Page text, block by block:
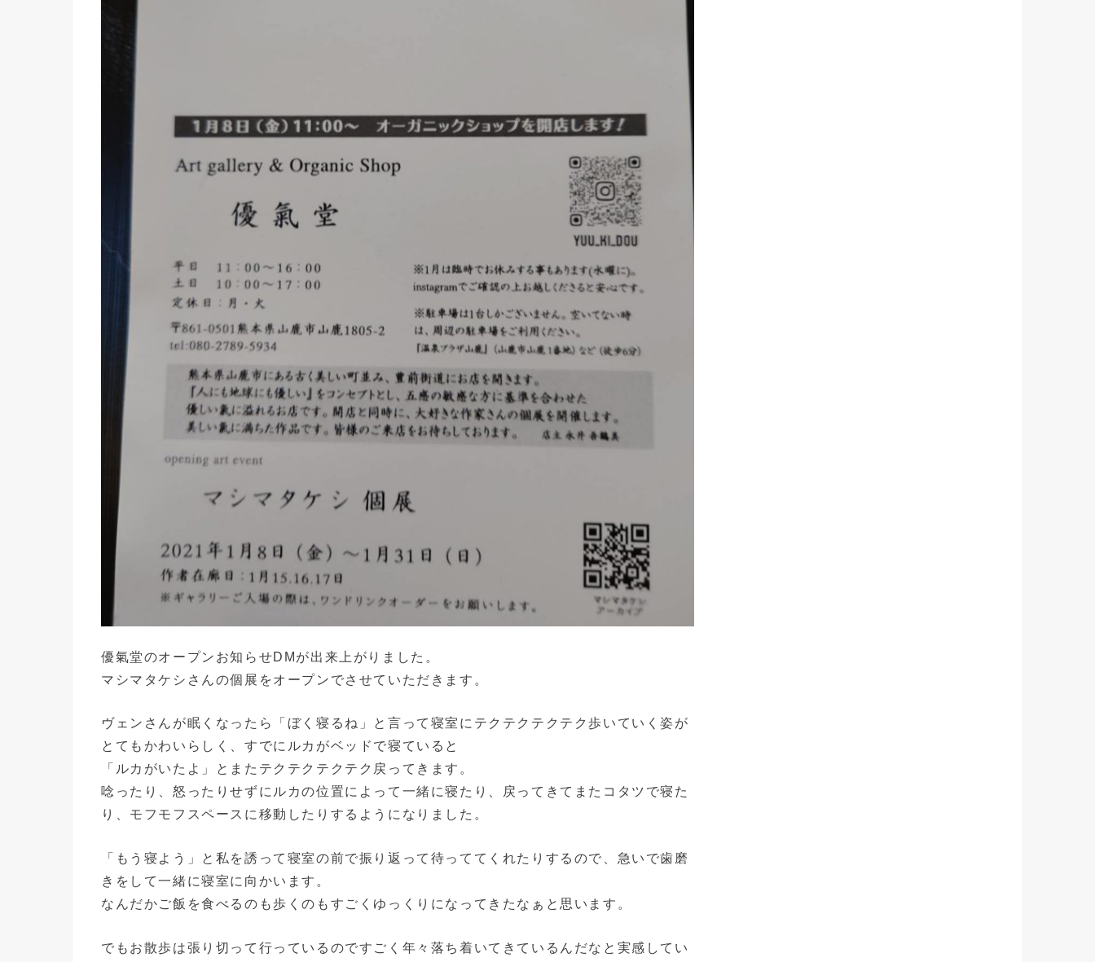
優氣堂のオープンお知らせDMが出来上がりました。
マシマタケシさんの個展をオープンでさせていただきます。
ヴェンさんが眠くなったら「ぼく寝るね」と言って寝室にテクテクテクテク歩いていく姿が
とてもかわいらしく、すでにルカがベッドで寝ていると
「ルカがいたよ」とまたテクテクテクテク戻ってきます。
唸ったり、怒ったりせずにルカの位置によって一緒に寝たり、戻ってきてまたコタツで寝た
り、モフモフスペースに移動したりするようになりました。
「もう寝よう」と私を誘って寝室の前で振り返って待っててくれたりするので、急いで歯磨
きをして一緒に寝室に向かいます。
なんだかご飯を食べるのも歩くのもすごくゆっくりになってきたなぁと思います。
でもお散歩は張り切って行っているのですごく年々落ち着いてきているんだなと実感してい